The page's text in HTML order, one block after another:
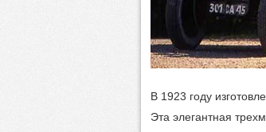
В 1923 году
Эта элегантная